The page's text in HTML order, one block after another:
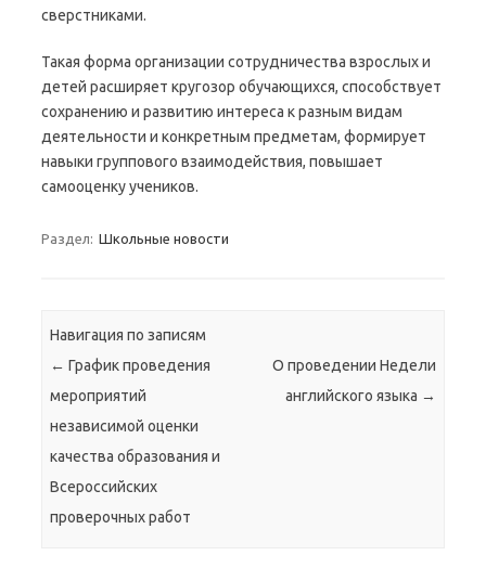
сверстниками.
Такая форма организации сотрудничества взрослых и
детей расширяет кругозор обучающихся, способствует
сохранению и развитию интереса к разным видам
деятельности и конкретным предметам, формирует
навыки группового взаимодействия, повышает
самооценку учеников.
Раздел: Школьные новости
Навигация по записям
← График проведения
мероприятий
независимой оценки
качества образования и
Всероссийских
проверочных работ
О проведении Недели
английского языка →